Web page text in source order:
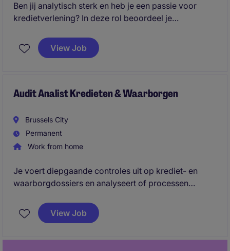
Ben jij analytisch sterk en heb je een passie voor
kredietverlening? In deze rol beoordeel je
kwalitatief kredietproces binnen een professionele
financiële omgeving.
View Job
Audit Analist Kredieten & Waarborgen
Brussels City
Permanent
Work from home
Je voert diepgaande controles uit op krediet- en
waarborgdossiers en analyseert of processen
afwijkingen en formuleert concrete oplossingen
richting stakeholders.
View Job